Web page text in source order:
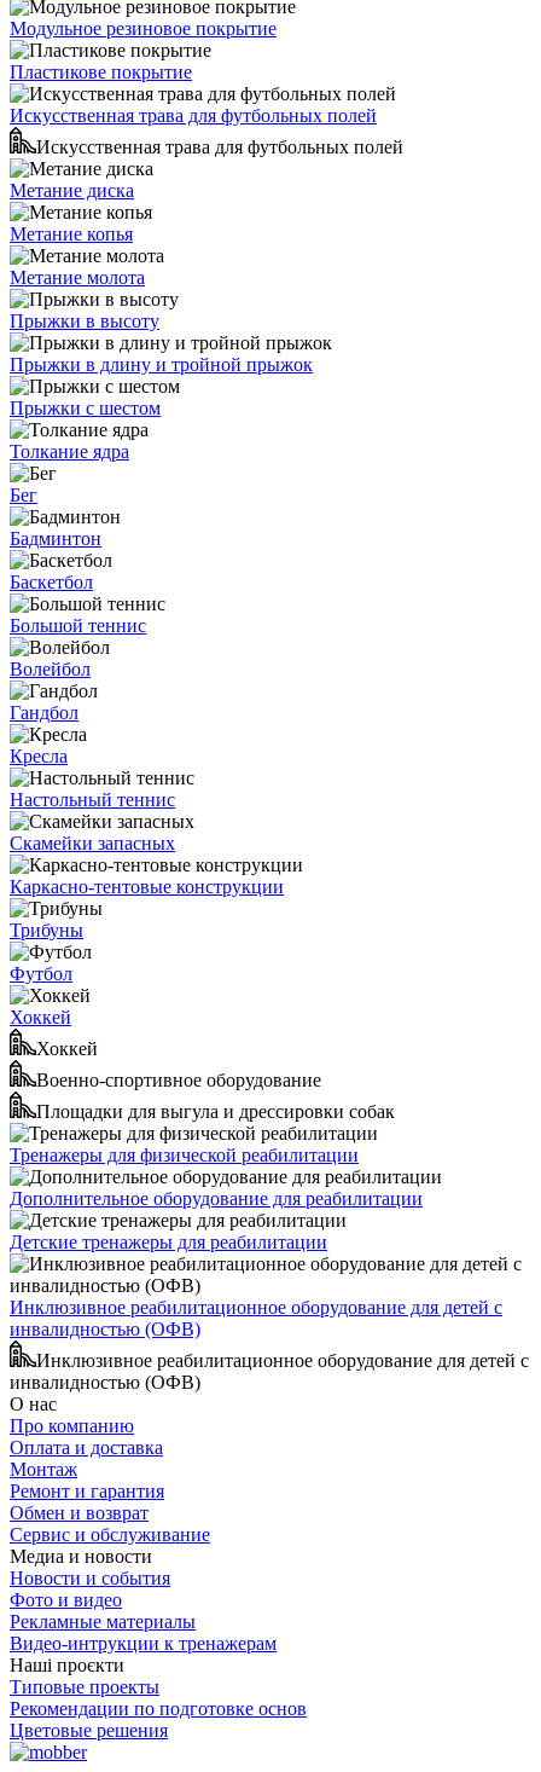
Модульное резиновое покрытие
Пластикове покрытие
Искусственная трава для футбольных полей
Искусственная трава для футбольных полей
Метание диска
Метание копья
Метание молота
Прыжки в высоту
Прыжки в длину и тройной прыжок
Прыжки с шестом
Толкание ядра
Бег
Бадминтон
Баскетбол
Большой теннис
Волейбол
Гандбол
Кресла
Настольный теннис
Скамейки запасных
Каркасно-тентовые конструкции
Трибуны
Футбол
Хоккей
Хоккей
Военно-спортивное оборудование
Площадки для выгула и дрессировки собак
Тренажеры для физической реабилитации
Дополнительное оборудование для реабилитации
Детские тренажеры для реабилитации
Инклюзивное реабилитационное оборудование для детей с
инвалидностью (ОФВ)
Инклюзивное реабилитационное оборудование для детей с
инвалидностью (ОФВ)
О нас
Про компанию
Оплата и доставка
Монтаж
Ремонт и гарантия
Обмен и возврат
Сервис и обслуживание
Медиа и новости
Новости и события
Фото и видео
Рекламные материалы
Видео-интрукции к тренажерам
Наші проєкти
Типовые проекты
Рекомендации по подготовке основ
Цветовые решения